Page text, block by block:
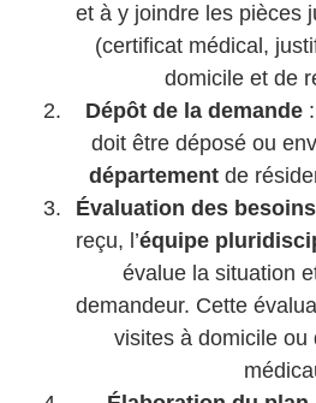
et à y joindre les pièces
(certificat médical,
domicile et de
Dépôt de la demande:
doit être déposé ou
départementde
Évaluation des besoins
reçu, l’équipe
évalue la situation
demandeur. Cette
visites à domicile ou